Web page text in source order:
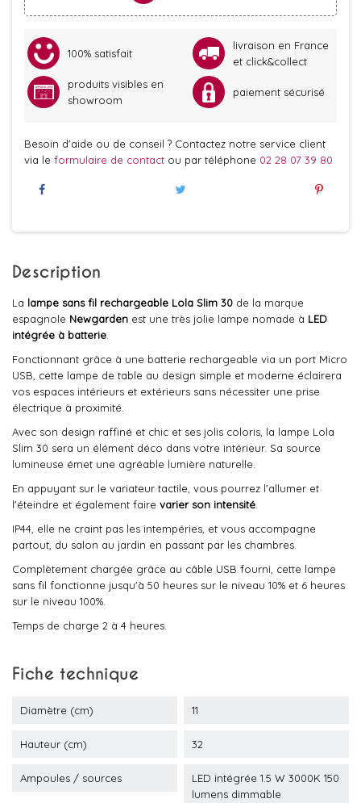
100% satisfait
livraison en France
et click&collect
produits visibles en
showroom
paiement sécurisé
Besoin d'aide ou de conseil ? Contactez notre service client
via le formulaire de contact ou par téléphone 02 28 07 39 80
Description
La lampe sans fil rechargeable Lola Slim 30 de la marque
espagnole Newgarden est une très jolie lampe nomade à LED
intégrée à batterie
Fonctionnant grâce à une batterie rechargeable via un port Micro
USB, cette lampe de table au design simple et moderne éclairera
vos espaces intérieurs et extérieurs sans nécessiter une prise
électrique à proximité.
Avec son design raffiné et chic et ses jolis coloris, la lampe Lola
Slim 30 sera un élément déco dans votre intérieur. Sa source
lumineuse émet une agréable lumière naturelle.
En appuyant sur le variateur tactile, vous pourrez l'allumer et
l'éteindre et également faire varier son intensité
IP44, elle ne craint pas les intempéries, et vous accompagne
partout, du salon au jardin en passant par les chambres.
Complètement chargée grâce au câble USB fourni, cette lampe
sans fil fonctionne jusqu'à 50 heures sur le niveau 10% et 6 heures
sur le niveau 100%.
Temps de charge 2 à 4 heures.
Fiche technique
Diamètre (cm) 11
Hauteur (cm) 32
Ampoules / sources
LED intégrée 1.5 W 3000K 150
lumens dimmable